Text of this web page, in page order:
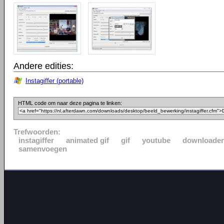
Andere edities:
Instagiffer (portable)
HTML code om naar deze pagina te linken:
Trefwoorden:
instagiffer
animated gif gif youtube
samenvoegen